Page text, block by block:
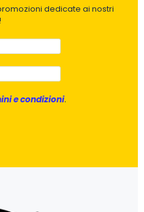
dedicate ai nostri
e condizioni.